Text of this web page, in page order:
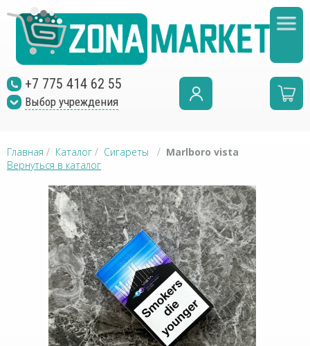
+7 775 414 62 55
Выбор учреждения
Главная / Каталог / Сигареты / Marlboro vista
Вернуться в каталог